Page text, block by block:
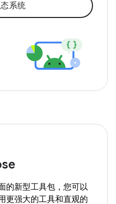
系统
的新型工具包，您可以
更强大的工具和直观的